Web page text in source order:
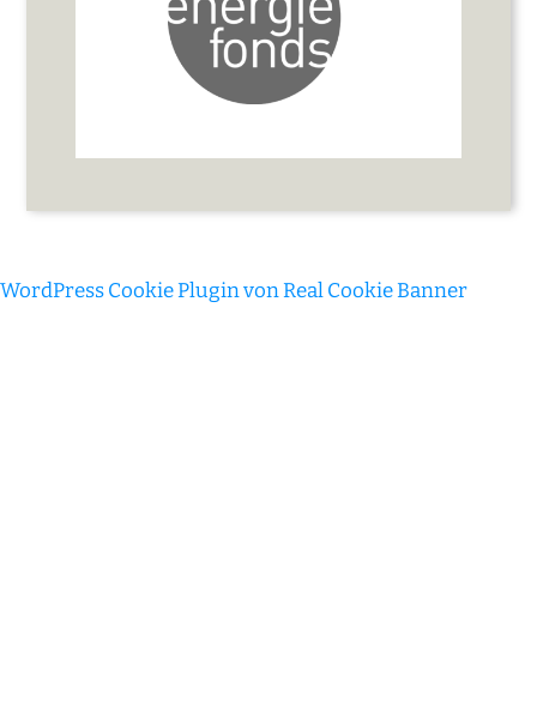
WordPress Cookie Plugin von Real Cookie Banner